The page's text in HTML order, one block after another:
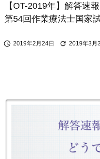
【OT-2019年】解答速
第54回作業療法士国家
 2019年2月24日  2019年3月